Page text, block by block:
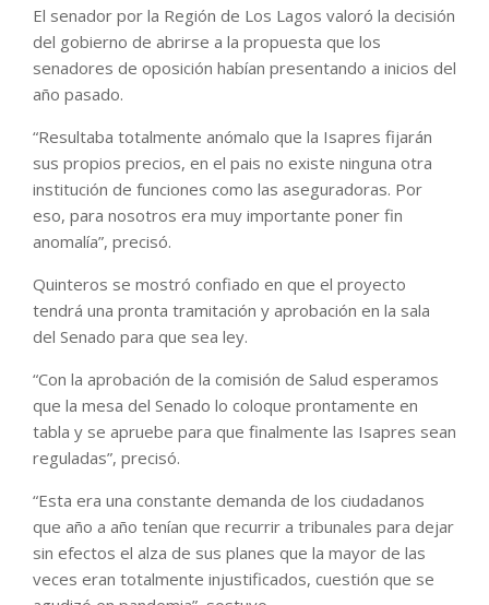
El senador por la Región de Los Lagos valoró la decisión
del gobierno de abrirse a la propuesta que los
senadores de oposición habían presentando a inicios del
año pasado.
“Resultaba totalmente anómalo que la Isapres fijarán
sus propios precios, en el pais no existe ninguna otra
institución de funciones como las aseguradoras. Por
eso, para nosotros era muy importante poner fin
anomalía”, precisó.
Quinteros se mostró confiado en que el proyecto
tendrá una pronta tramitación y aprobación en la sala
del Senado para que sea ley.
“Con la aprobación de la comisión de Salud esperamos
que la mesa del Senado lo coloque prontamente en
tabla y se apruebe para que finalmente las Isapres sean
reguladas”, precisó.
“Esta era una constante demanda de los ciudadanos
que año a año tenían que recurrir a tribunales para dejar
sin efectos el alza de sus planes que la mayor de las
veces eran totalmente injustificados, cuestión que se